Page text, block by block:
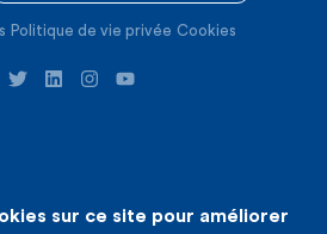
Politique de vie privée Cookies
de site internet : Expansion
sur ce site pour améliorer